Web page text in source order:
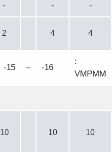
- - -
2 4 4
-15 – -16
:
VMPMM
10 10 10